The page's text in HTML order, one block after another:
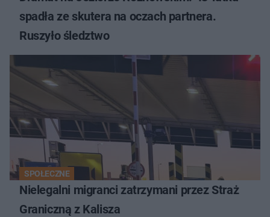
spadła ze skutera na oczach partnera.
Ruszyło śledztwo
SPOŁECZNE
Nielegalni migranci zatrzymani przez Straż
Graniczną z Kalisza